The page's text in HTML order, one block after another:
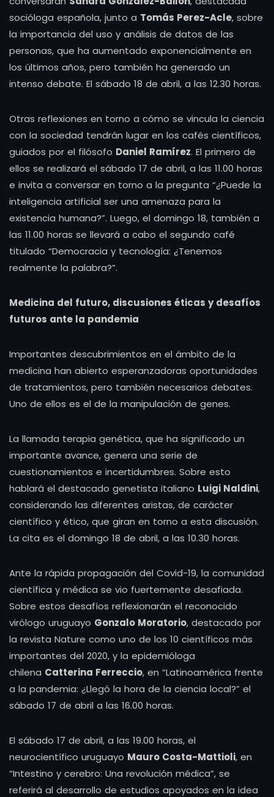
socióloga española, junto a Tomás Perez-Acle, sobre
la importancia del uso y análisis de datos de las
personas, que ha aumentado exponencialmente en
los últimos años, pero también ha generado un
intenso debate. El sábado 18 de abril, a las 12.30 horas.
Otras reflexiones en torno a cómo se vincula la ciencia
con la sociedad tendrán lugar en los cafés científicos,
guiados por el filósofo Daniel Ramírez. El primero de
ellos se realizará el sábado 17 de abril, a las 11.00 horas
e invita a conversar en torno a la pregunta “¿Puede la
inteligencia artificial ser una amenaza para la
existencia humana?”. Luego, el domingo 18, también a
las 11.00 horas se llevará a cabo el segundo café
titulado “Democracia y tecnología: ¿Tenemos
realmente la palabra?”.
Medicina del futuro, discusiones éticas y desafíos
futuros ante la pandemia
Importantes descubrimientos en el ámbito de la
medicina han abierto esperanzadoras oportunidades
de tratamientos, pero también necesarios debates.
Uno de ellos es el de la manipulación de genes.
La llamada terapia genética, que ha significado un
importante avance, genera una serie de
cuestionamientos e incertidumbres. Sobre esto
hablará el destacado genetista italiano Luigi Naldini,
considerando las diferentes aristas, de carácter
científico y ético, que giran en torno a esta discusión.
La cita es el domingo 18 de abril, a las 10.30 horas.
Ante la rápida propagación del Covid-19, la comunidad
científica y médica se vio fuertemente desafiada.
Sobre estos desafíos reflexionarán el reconocido
virólogo uruguayo Gonzalo Moratorio, destacado por
la revista Nature como uno de los 10 científicos más
importantes del 2020, y la epidemióloga
chilena Catterina Ferreccio, en “Latinoamérica frente
a la pandemia: ¿Llegó la hora de la ciencia local?” el
sábado 17 de abril a las 16.00 horas.
El sábado 17 de abril, a las 19.00 horas, el
neurocientífico uruguayo Mauro Costa-Mattioli, en
“Intestino y cerebro: Una revolución médica”, se
referirá al desarrollo de estudios apoyados en la idea